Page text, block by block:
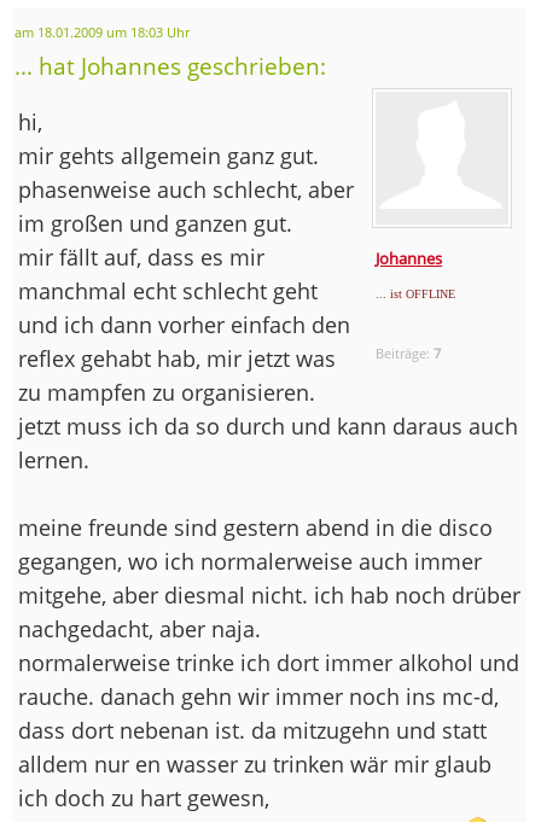
am 18.01.2009 um 18:03 Uhr
... hat Johannes geschrieben:
Johannes
... ist OFFLINE
Beiträge:7
hi,
mir gehts allgemein ganz gut.
phasenweise auch schlecht, aber
im großen und ganzen gut.
mir fällt auf, dass es mir
manchmal echt schlecht geht
und ich dann vorher einfach den
reflex gehabt hab, mir jetzt was
zu mampfen zu organisieren.
jetzt muss ich da so durch und kann daraus auch
lernen.
meine freunde sind gestern abend in die disco
gegangen, wo ich normalerweise auch immer
mitgehe, aber diesmal nicht. ich hab noch drüber
nachgedacht, aber naja.
normalerweise trinke ich dort immer alkohol und
rauche. danach gehn wir immer noch ins mc-d,
dass dort nebenan ist. da mitzugehn und statt
alldem nur en wasser zu trinken wär mir glaub
ich doch zu hart gewesn,